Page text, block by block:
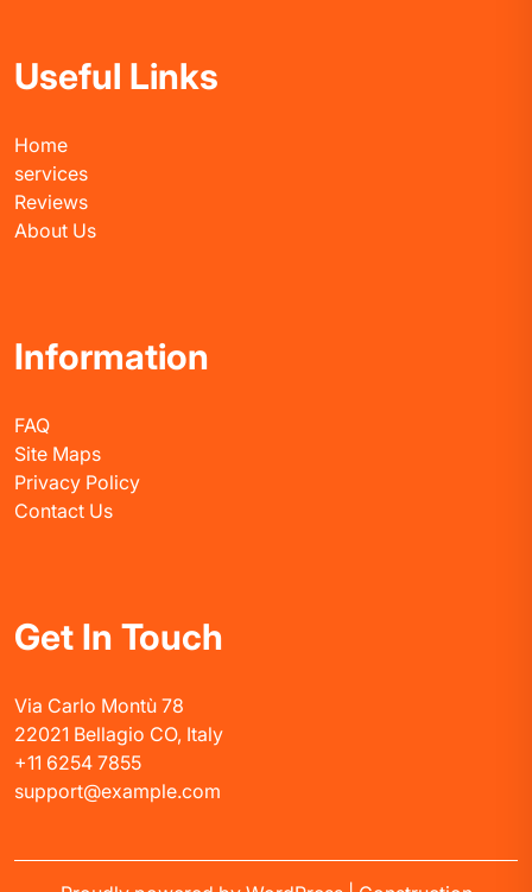
Useful Links
Home
services
Reviews
About Us
Information
FAQ
Site Maps
Privacy Policy
Contact Us
Get In Touch
Via Carlo Montù 78
22021 Bellagio CO, Italy
+11 6254 7855
support@example.com